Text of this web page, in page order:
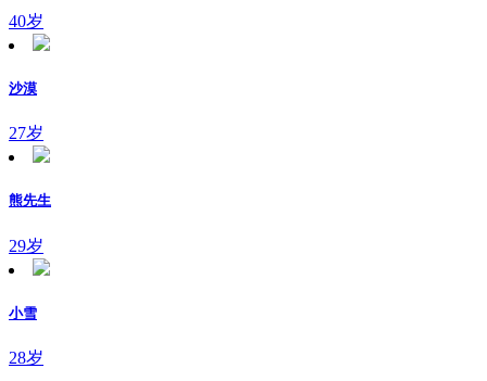
40岁
沙漠
27岁
熊先生
29岁
小雪
28岁